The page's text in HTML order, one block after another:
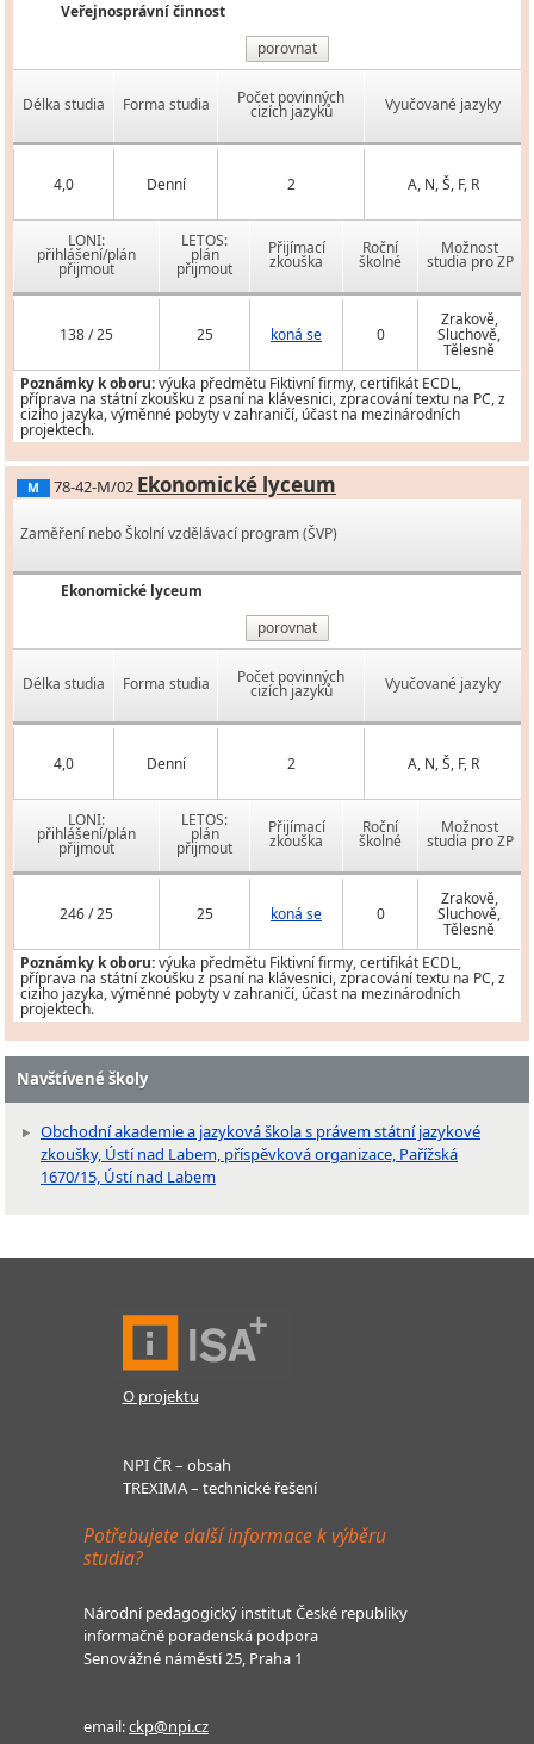
Veřejnosprávní činnost
porovnat
Délka studia Forma studia Počet povinných
cizích jazyků Vyučované jazyky
4,0 Denní 2 A, N, Š, F, R
LONI:
přihlášení/plán
přijmout
LETOS:
plán
přijmout
Přijímací
zkouška
Roční
školné
Možnost
studia pro ZP
138 / 25 25 koná se 0
Zrakově,
Sluchově,
Tělesně
Poznámky k oboru:výuka předmětu Fiktivní firmy, certifikát ECDL,
příprava na státní zkoušku z psaní na klávesnici, zpracování textu na PC, z
cizího jazyka, výměnné pobyty v zahraničí, účast na mezinárodních
projektech.
M 78-42-M/02 Ekonomické lyceum
Zaměření nebo Školní vzdělávací program (ŠVP)
Ekonomické lyceum
porovnat
Délka studia Forma studia Počet povinných
cizích jazyků Vyučované jazyky
4,0 Denní 2 A, N, Š, F, R
LONI:
přihlášení/plán
přijmout
LETOS:
plán
přijmout
Přijímací
zkouška
Roční
školné
Možnost
studia pro ZP
246 / 25 25 koná se 0
Zrakově,
Sluchově,
Tělesně
Poznámky k oboru:výuka předmětu Fiktivní firmy, certifikát ECDL,
příprava na státní zkoušku z psaní na klávesnici, zpracování textu na PC, z
cizího jazyka, výměnné pobyty v zahraničí, účast na mezinárodních
projektech.
Navštívené školy
Obchodní akademie a jazyková škola s právem státní jazykové
zkoušky, Ústí nad Labem, příspěvková organizace, Pařížská
1670/15, Ústí nad Labem
O projektu
NPI ČR – obsah
TREXIMA – technické řešení
Potřebujete další informace k výběru
studia?
Národní pedagogický institut České republiky
informačně poradenská podpora
Senovážné náměstí 25, Praha 1
email:ckp@npi.cz